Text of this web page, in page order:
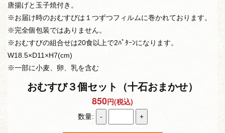
唐揚げと玉子焼付き。
※お届け時のおむすびは１つずつフィルムに巻かれております。
※完全個包装ではありません。
※おむすびの組合せは20食以上で2ﾊﾟﾀｰﾝになります。
W18.5×D11×H7(cm)
※一部に小麦、卵、乳を含む
おむすび３個セット（十石おまかせ）
850円(税込)
数量: - +